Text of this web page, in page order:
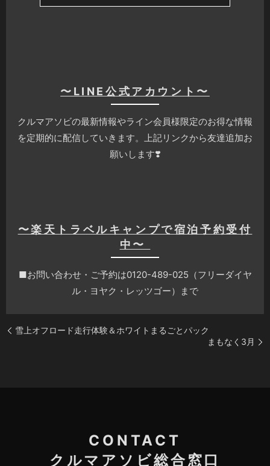
〜LINE公式アカウント〜
クルマアソビの最新情報やライン会員様限定のお得な情報
を定期的に配信していきます。上記リンクから友達追加お
願いします❣️
〜楽天トラベルキャンプで宿泊予約受付
中〜
■お問い合わせ・ご予約は0120-489-025（フリーダイヤ
ル・ヨヤク・レッツゴー）まで
雪上オフロード走行体験＆ホワイトまるごとパック
まもなく3月
CONTACT
クルマアソビ総合窓口